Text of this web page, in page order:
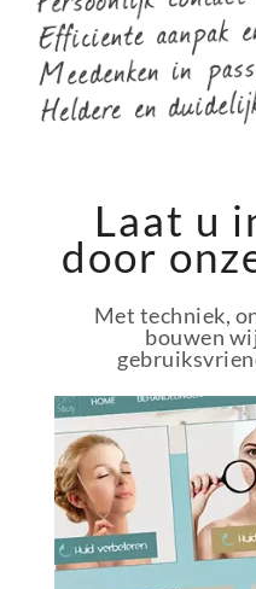
Laat u
door
Met techniek,
bouwen